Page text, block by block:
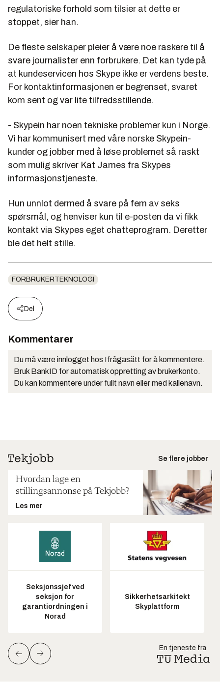
regulatoriske forhold som tilsier at dette er
stoppet, sier han.
De fleste selskaper pleier å være noe raskere til å
svare journalister enn forbrukere. Det kan tyde på
at kundeservicen hos Skype ikke er verdens beste.
For kontaktinformasjonen er begrenset, svaret
kom sent og var lite tilfredsstillende.
- Skypein har noen tekniske problemer kun i Norge.
Vi har kommunisert med våre norske Skypein-
kunder og jobber med å løse problemet så raskt
som mulig skriver Kat James fra Skypes
informasjonstjeneste.
Hun unnlot dermed å svare på fem av seks
spørsmål, og henviser kun til e-posten da vi fikk
kontakt via Skypes eget chatteprogram. Deretter
ble det helt stille.
FORBRUKERTEKNOLOGI
Del
Kommentarer
Du må være innlogget hos Ifrågasätt for å kommentere.
Bruk BankID for automatisk oppretting av brukerkonto.
Du kan kommentere under fullt navn eller med kallenavn.
Se flere jobber
Hvordan lage en
stillingsannonse på Tekjobb?
Les mer
Seksjonssjef ved
seksjon for
garantiordningen i
Norad
Sikkerhetsarkitekt
Skyplattform
En tjeneste fra